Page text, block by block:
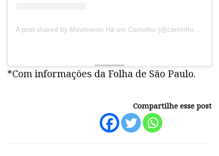
*Com informações da Folha de São Paulo.
Compartilhe esse post